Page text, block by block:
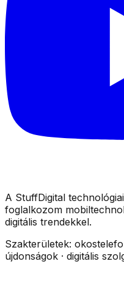
A StuffDigital
foglalkozom
digitális trendekkel.
Szakterületek:
újdonságok · digitális